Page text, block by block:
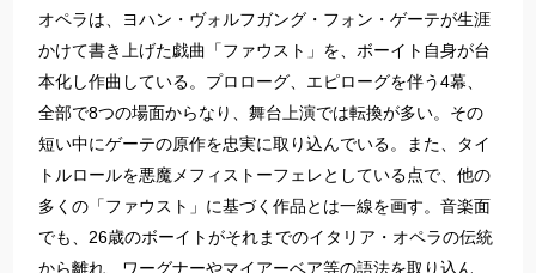
オペラは、ヨハン・ヴォルフガング・フォン・ゲーテが生涯
かけて書き上げた戯曲「ファウスト」を、ボーイト自身が台
本化し作曲している。プロローグ、エピローグを伴う4幕、
全部で8つの場面からなり、舞台上演では転換が多い。その
短い中にゲーテの原作を忠実に取り込んでいる。また、タイ
トルロールを悪魔メフィストーフェレとしている点で、他の
多くの「ファウスト」に基づく作品とは一線を画す。音楽面
でも、26歳のボーイトがそれまでのイタリア・オペラの伝統
から離れ、ワーグナーやマイアーベア等の語法を取り込ん